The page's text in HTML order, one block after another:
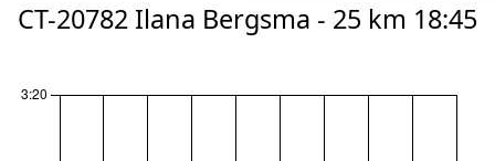
CT-20782 Ilana Bergsma - 25 km 18:45